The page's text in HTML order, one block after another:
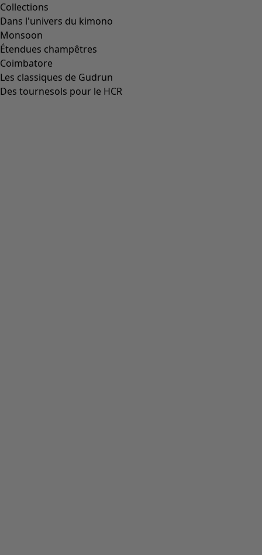
Collections
Dans l'univers du kimono
Monsoon
Étendues champêtres
Coimbatore
Les classiques de Gudrun
Des tournesols pour le HCR